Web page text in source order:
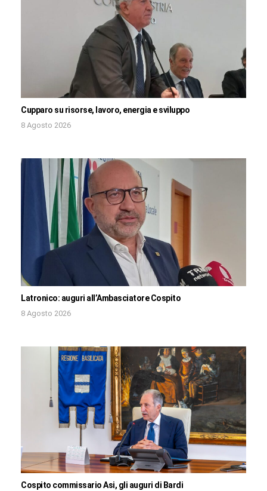
Cupparo su risorse, lavoro, energia e sviluppo
8 Agosto 2026
Latronico: auguri all’Ambasciatore Cospito
8 Agosto 2026
Cospito commissario Asi, gli auguri di Bardi